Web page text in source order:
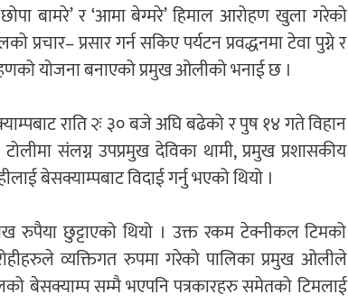
बामरे’ र ‘आमा बेग्मरे’ हिमाल आरोहण खुला गरेको
प्रसार गर्न सकिए पर्यटन प्रवद्धनमा टेवा पुग्ने र
योजना बनाएको प्रमुख ओलीको भनाई छ ।
राति २ः ३० बजे अघि बढेको र पुष १४ गते विहान
संलग्न उपप्रमुख देविका थामी, प्रमुख प्रशासकीय
बेसक्याम्पबाट विदाई गर्नु भएको थियो ।
रुपैया छुट्टाएको थियो । उक्त रकम टेक्नीकल टिमको
व्यक्तिगत रुपमा गरेको पालिका प्रमुख ओलीले
बेसक्याम्प सम्मै भएपनि पत्रकारहरु समेतको टिमलाई